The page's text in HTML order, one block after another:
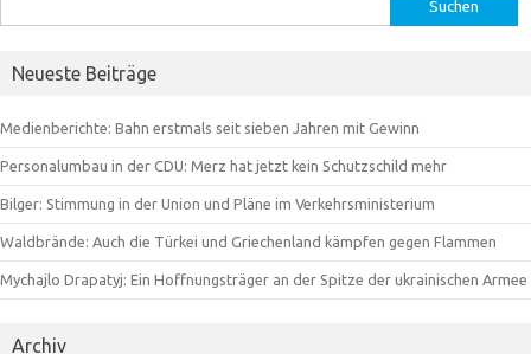
nach:
Neueste Beiträge
Medienberichte: Bahn erstmals seit sieben Jahren mit Gewinn
Personalumbau in der CDU: Merz hat jetzt kein Schutzschild mehr
Bilger: Stimmung in der Union und Pläne im Verkehrsministerium
Waldbrände: Auch die Türkei und Griechenland kämpfen gegen Flammen
Mychajlo Drapatyj: Ein Hoffnungsträger an der Spitze der ukrainischen Armee
Archiv